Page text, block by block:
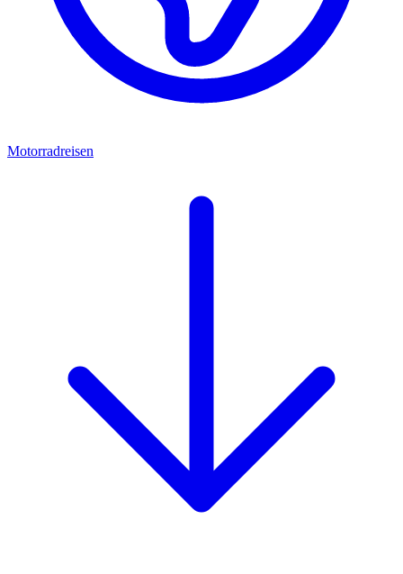
Motorradreisen